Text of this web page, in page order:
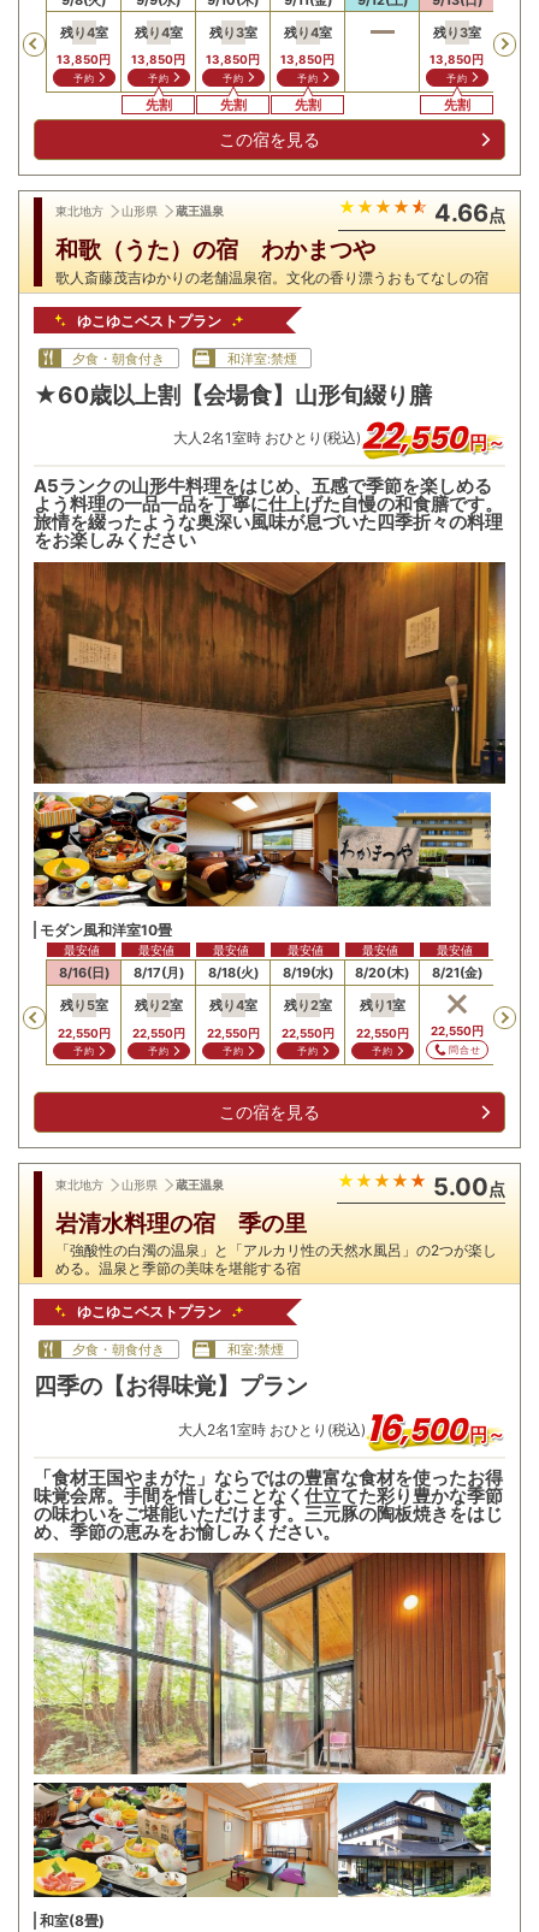
Previous
残り4室
13,850円
予約
残り4室
13,850円
予約
先割
残り3室
13,850円
予約
先割
残り4室
13,850円
予約
先割
残り3室
13,850円
予約
先割
残り
この宿を見る
東北地方 山形県 蔵王温泉 4.66点
和歌（うた）の宿 わかまつや
歌人斎藤茂吉ゆかりの老舗温泉宿。文化の香り漂うおもてなしの宿
ゆこゆこベストプラン
夕食・朝食付き 和洋室:禁煙
★60歳以上割【会場食】山形旬綴り膳
大人 2名1室時 おひとり(税込)22,550円～
A5ランクの山形牛料理をはじめ、五感で季節を楽しめる
よう料理の一品一品を丁寧に仕上げた自慢の和食膳です。
旅情を綴ったような奥深い風味が息づいた四季折々の料理
をお楽しみください
モダン風和洋室10畳
Previous
8/16(日)
残り 5室
22,550円
予約
最安値
8/17(月)
残り2室
22,550円
予約
最安値
8/18(火)
残り4室
22,550円
予約
最安値
8/19(水)
残り2室
22,550円
予約
最安値
8/20(木)
残り1室
22,550円
予約
最安値
8/21(金)
22,550円
問合せ
最安値
この宿を見る
東北地方 山形県 蔵王温泉 5.00点
岩清水料理の宿 季の里
「強酸性の白濁の温泉」と「アルカリ性の天然水風呂」の2つが楽し
める。温泉と季節の美味を堪能する宿
ゆこゆこベストプラン
夕食・朝食付き 和室:禁煙
四季の【お得味覚】プラン
大人 2名1室時 おひとり(税込)16,500円～
「食材王国やまがた」ならではの豊富な食材を使ったお得
味覚会席。手間を惜しむことなく仕立てた彩り豊かな季節
の味わいをご堪能いただけます。三元豚の陶板焼きをはじ
め、季節の恵みをお愉しみください。
和室(8畳)